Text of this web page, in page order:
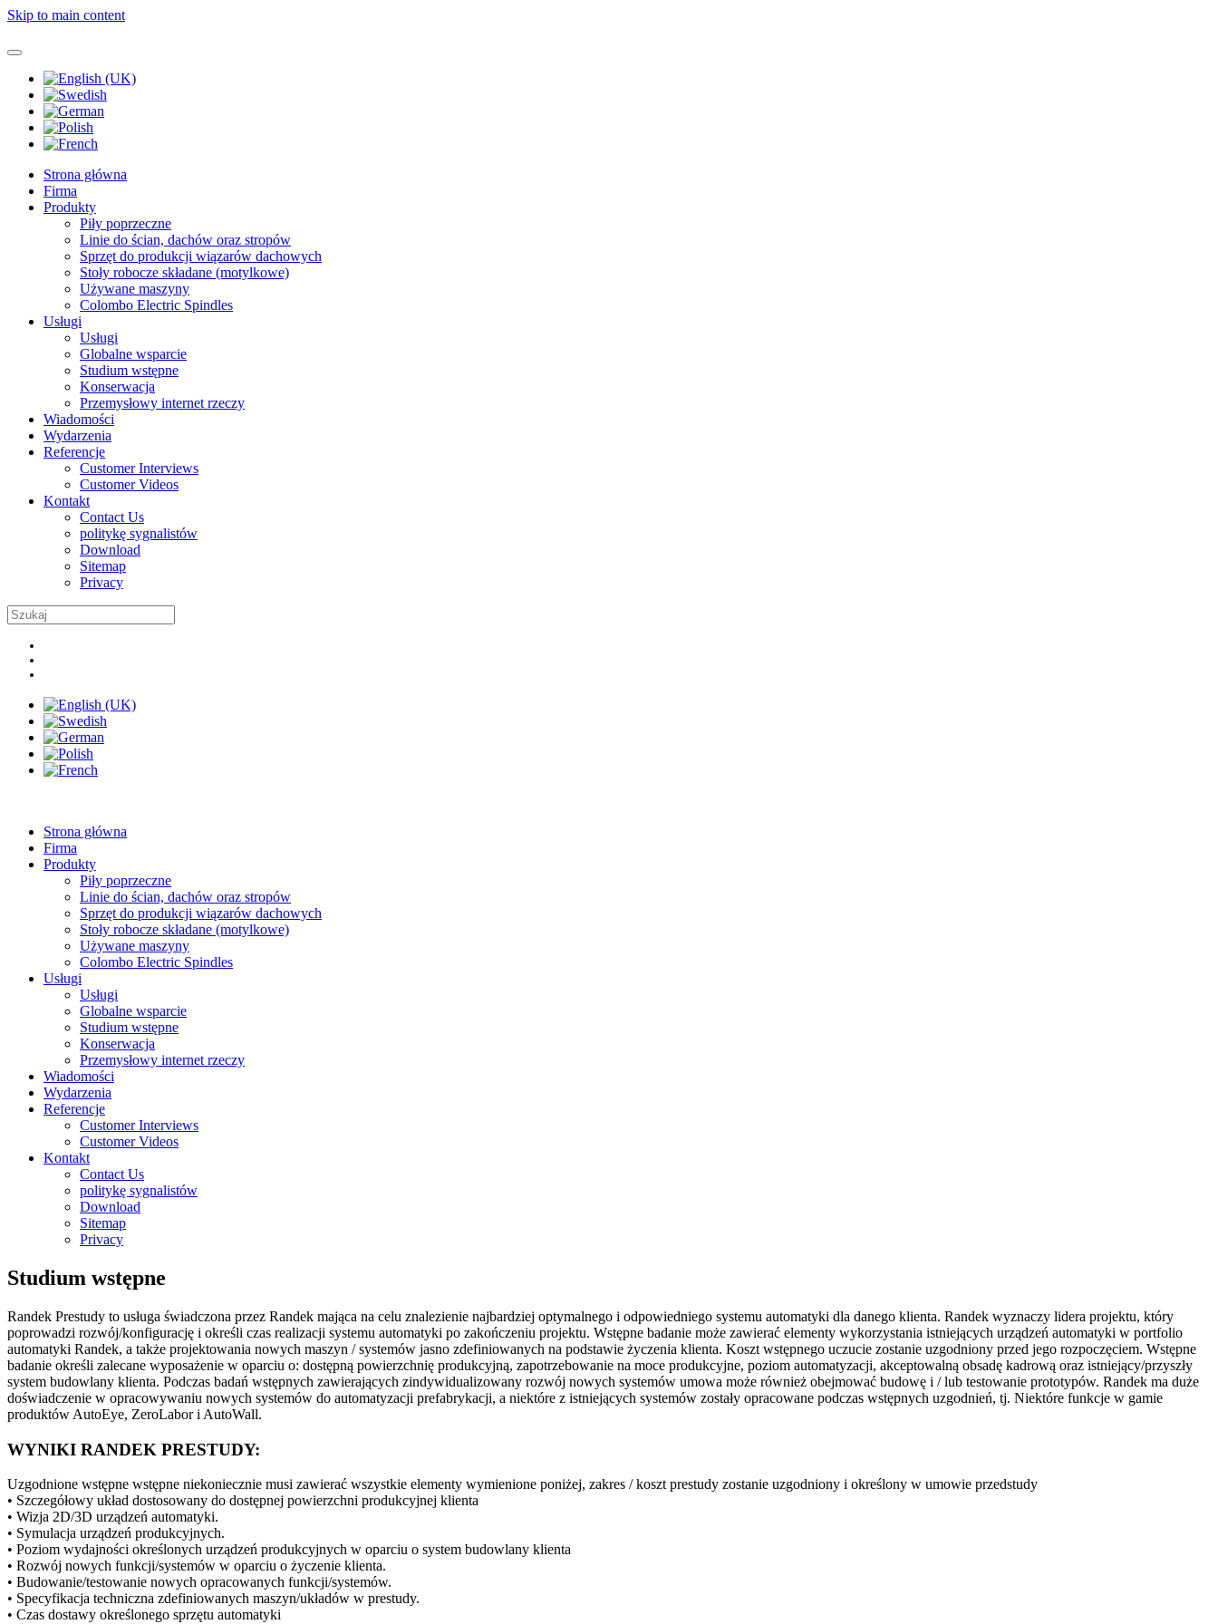
Skip to main content
Strona główna
Firma
Produkty
Piły poprzeczne
Linie do ścian, dachów oraz stropów
Sprzęt do produkcji wiązarów dachowych
Stoły robocze składane (motylkowe)
Używane maszyny
Colombo Electric Spindles
Usługi
Usługi
Globalne wsparcie
Studium wstępne
Konserwacja
Przemysłowy internet rzeczy
Wiadomości
Wydarzenia
Referencje
Customer Interviews
Customer Videos
Kontakt
Contact Us
politykę sygnalistów
Download
Sitemap
Privacy
Strona główna
Firma
Produkty
Piły poprzeczne
Linie do ścian, dachów oraz stropów
Sprzęt do produkcji wiązarów dachowych
Stoły robocze składane (motylkowe)
Używane maszyny
Colombo Electric Spindles
Usługi
Usługi
Globalne wsparcie
Studium wstępne
Konserwacja
Przemysłowy internet rzeczy
Wiadomości
Wydarzenia
Referencje
Customer Interviews
Customer Videos
Kontakt
Contact Us
politykę sygnalistów
Download
Sitemap
Privacy
Studium wstępne
Randek Prestudy to usługa świadczona przez Randek mająca na celu znalezienie najbardziej optymalnego i odpowiedniego systemu automatyki dla danego klienta. Randek wyznaczy lidera projektu, który
poprowadzi rozwój/konfigurację i określi czas realizacji systemu automatyki po zakończeniu projektu. Wstępne badanie może zawierać elementy wykorzystania istniejących urządzeń automatyki w portfolio
automatyki Randek, a także projektowania nowych maszyn / systemów jasno zdefiniowanych na podstawie życzenia klienta. Koszt wstępnego uczucie zostanie uzgodniony przed jego rozpoczęciem. Wstępne
badanie określi zalecane wyposażenie w oparciu o: dostępną powierzchnię produkcyjną, zapotrzebowanie na moce produkcyjne, poziom automatyzacji, akceptowalną obsadę kadrową oraz istniejący/przyszły
system budowlany klienta. Podczas badań wstępnych zawierających zindywidualizowany rozwój nowych systemów umowa może również obejmować budowę i / lub testowanie prototypów. Randek ma duże
doświadczenie w opracowywaniu nowych systemów do automatyzacji prefabrykacji, a niektóre z istniejących systemów zostały opracowane podczas wstępnych uzgodnień, tj. Niektóre funkcje w gamie
produktów AutoEye, ZeroLabor i AutoWall.
WYNIKI RANDEK PRESTUDY:
Uzgodnione wstępne wstępne niekoniecznie musi zawierać wszystkie elementy wymienione poniżej, zakres / koszt prestudy zostanie uzgodniony i określony w umowie przedstudy
• Szczegółowy układ dostosowany do dostępnej powierzchni produkcyjnej klienta
• Wizja 2D/3D urządzeń automatyki.
• Symulacja urządzeń produkcyjnych.
• Poziom wydajności określonych urządzeń produkcyjnych w oparciu o system budowlany klienta
• Rozwój nowych funkcji/systemów w oparciu o życzenie klienta.
• Budowanie/testowanie nowych opracowanych funkcji/systemów.
• Specyfikacja techniczna zdefiniowanych maszyn/układów w prestudy.
• Czas dostawy określonego sprzętu automatyki